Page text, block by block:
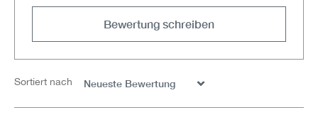
Sortiert nach
Bewertung schreiben